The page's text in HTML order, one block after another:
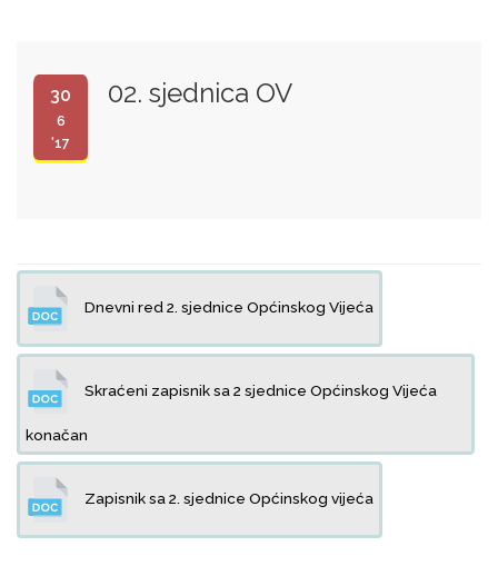
30
6
'17
02. sjednica OV
Dnevni red 2. sjednice Općinskog Vijeća
Skraćeni zapisnik sa 2 sjednice Općinskog Vijeća
konačan
Zapisnik sa 2. sjednice Općinskog vijeća